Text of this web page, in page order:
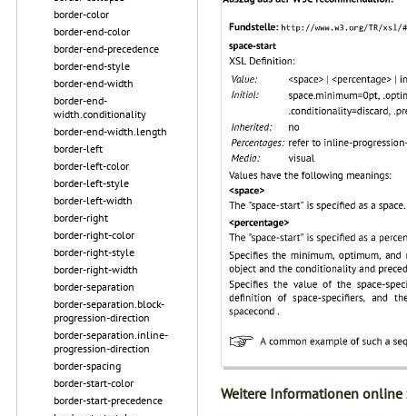
border-color
border-end-color
border-end-precedence
border-end-style
border-end-width
border-end-
width.conditionality
border-end-width.length
border-left
border-left-color
border-left-style
border-left-width
border-right
border-right-color
border-right-style
border-right-width
border-separation
border-separation.block-
progression-direction
border-separation.inline-
progression-direction
border-spacing
border-start-color
border-start-precedence
Weitere Informationen online